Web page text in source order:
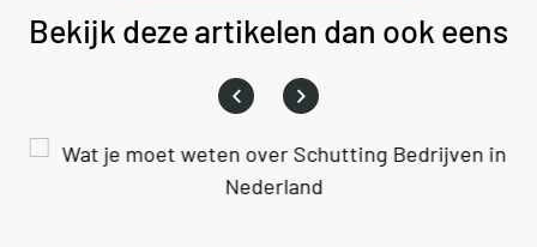
Bekijk deze artikelen dan ook eens